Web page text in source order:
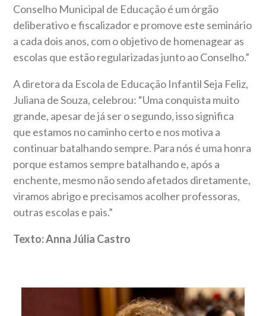
Conselho Municipal de Educação é um órgão
deliberativo e fiscalizador e promove este seminário
a cada dois anos, com o objetivo de homenagear as
escolas que estão regularizadas junto ao Conselho.”
A diretora da Escola de Educação Infantil Seja Feliz,
Juliana de Souza, celebrou: “Uma conquista muito
grande, apesar de já ser o segundo, isso significa
que estamos no caminho certo e nos motiva a
continuar batalhando sempre. Para nós é uma honra
porque estamos sempre batalhando e, após a
enchente, mesmo não sendo afetados diretamente,
viramos abrigo e precisamos acolher professoras,
outras escolas e pais.”
Texto: Anna Júlia Castro